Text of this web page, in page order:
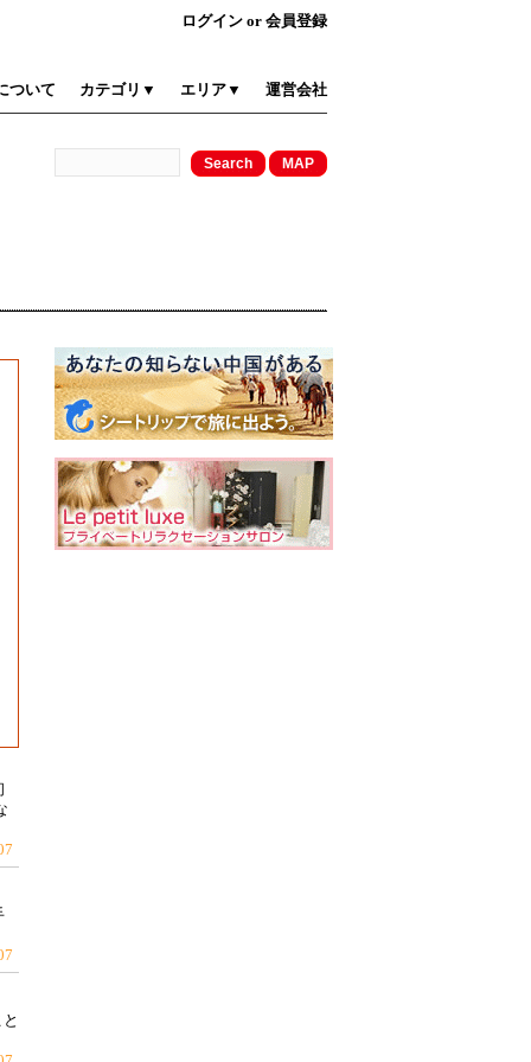
ログイン or 会員登録
ついて カテゴリ▼ エリア▼ 運営会社